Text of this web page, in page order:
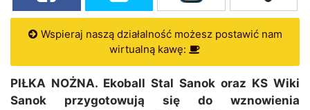
Wspieraj naszą działalność możesz postawić nam
wirtualną kawę:
PIŁKA NOŻNA. Ekoball Stal Sanok oraz KS Wiki
Sanok przygotowują się do wznowienia